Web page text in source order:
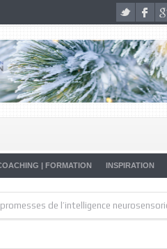
| FORMATION INSPIRATION
de l’intelligence neurosensorielle »